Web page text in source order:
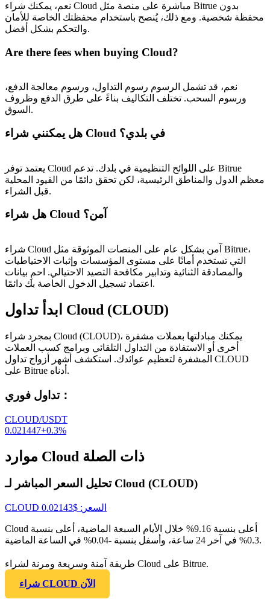
نعم، يمكنك شراء Cloud مباشرة على منصة مثل Bitrue بدون
محفظة شخصية. ومع ذلك، يُنصح باستخدام محفظتك الخاصة للأمان
والتحكم بشكل أفضل.
Are there fees when buying Cloud?
نعم، قد تشمل الرسوم رسوم التداول، ورسوم معالجة الدفع،
ورسوم السحب. تختلف التكاليف بناءً على طرق الدفع وظروف
السوق.
هل يمكنني شراء Cloud في بلدي؟
يعتمد توفر Cloud على اللوائح التنظيمية في بلدك. تدعم Bitrue
معظم الدول والمناطق الرئيسية، لكن تحقق دائمًا من القيود المحلية
قبل الشراء.
هل شراء Cloud آمن؟
شراء Cloud آمن بشكل عام على المنصات الموثوقة مثل Bitrue،
التي تستخدم أمانًا على مستوى المؤسسات وإثبات الاحتياطيات
والمصادقة الثنائية وتدابير مكافحة التصيد الاحتيالي. احمِ بيانات
اعتماد تسجيل الدخول الخاصة بك دائمًا.
ابدأ تداول Cloud (CLOUD)
بمجرد شراء Cloud (CLOUD)، يمكنك مبادلتها بعملات مشفرة
أخرى أو الاستفادة من التداول التلقائي وبرامج كسب العملات
المشفرة لتعظيم عوائدك. استكشف أشهر أزواج تداول CLOUD
على Bitrue أدناه.
تداول فوري：
CLOUD/USDT
0.021447+0.3%
موارد Cloud ذات الصلة
تحليل السعر المباشر لـ Cloud (CLOUD)
CLOUD السعر : $
0.02143
Cloud أعلى بنسبة 9.16% خلال الأيام السبعة الماضية، أعلى بنسبة
0.3% في آخر 24 ساعة، وأسفل بنسبة -0.04% في الساعة الماضية.
طريقة آمنة وسريعة ومرنة لشراء Cloud على Bitrue.
شراء CLOUD الآن